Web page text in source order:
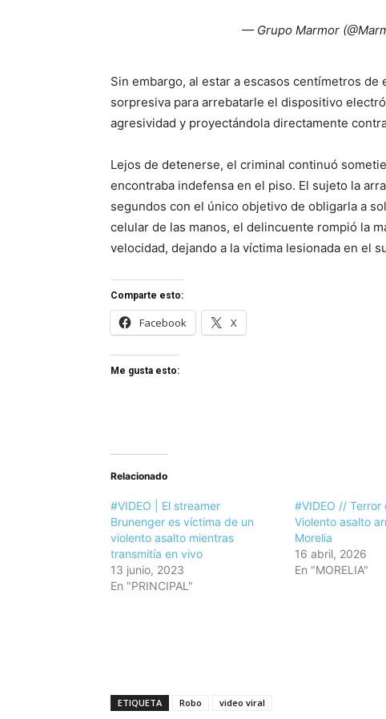
— Grupo Marmor
Sin embargo, al estar a escasos centímetros
sorpresiva para arrebatarle el dispositivo
agresividad y proyectándola directamente
Lejos de detenerse, el criminal continuó
encontraba indefensa en el piso. El sujeto la
segundos con el único objetivo de obligarla a
celular de las manos, el delincuente rompió la
velocidad, dejando a la víctima lesionada en el
Comparte esto:
Facebook X
Me gusta esto:
Relacionado
#VIDEO | El streamer
Brunenger es víctima de un
violento asalto mientras
transmitía en vivo
13 junio, 2023
En "PRINCIPAL"
#VIDEO // Terror
Violento asalto
Morelia
16 abril, 2026
En "MORELIA"
ETIQUETA Robo video viral